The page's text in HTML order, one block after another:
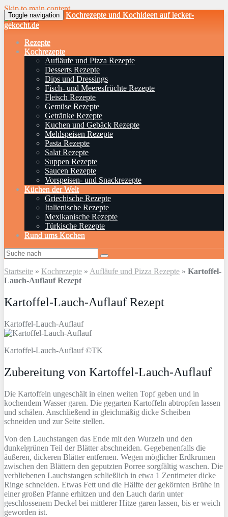
Skip to main content
Toggle navigation
Kochrezepte und Kochideen auf lecker-
gekocht.de
Rezepte
Kochrezepte
Aufläufe und Pizza Rezepte
Desserts Rezepte
Dips und Dressings
Fisch- und Meeresfrüchte Rezepte
Fleisch Rezepte
Gemüse Rezepte
Getränke Rezepte
Kuchen und Gebäck Rezepte
Mehlspeisen Rezepte
Pasta Rezepte
Salat Rezepte
Suppen Rezepte
Saucen Rezepte
Vorspeisen- und Snackrezepte
Küchen der Welt
Griechische Rezepte
Italienische Rezepte
Mexikanische Rezepte
Türkische Rezepte
Rund ums Kochen
Startseite » Kochrezepte » Aufläufe und Pizza Rezepte » Kartoffel-
Lauch-Auflauf Rezept
Kartoffel-Lauch-Auflauf Rezept
Kartoffel-Lauch-Auflauf
Kartoffel-Lauch-Auflauf ©TK
Zubereitung von Kartoffel-Lauch-Auflauf
Die Kartoffeln ungeschält in einen weiten Topf geben und in
kochendem Wasser garen. Die gegarten Kartoffeln abtropfen lassen
und schälen. Anschließend in gleichmäßig dicke Scheiben
schneiden und zur Seite stellen.
Von den Lauchstangen das Ende mit den Wurzeln und den
dunkelgrünen Teil der Blätter abschneiden. Gegebenenfalls die
äußeren, dickeren Blätter entfernen. Wegen möglicher Erdkrumen
zwischen den Blättern den geputzten Porree sorgfältig waschen. Die
verbliebenen Lauchstangen schließlich in etwa 1 Zentimeter dicke
Ringe schneiden. Etwas Fett und die Hälfte der gekörnten Brühe in
einer großen Pfanne erhitzen und den Lauch darin unter
geschlossenem Deckel bei mittlerer Hitze garen lassen, bis er weich
geworden ist.